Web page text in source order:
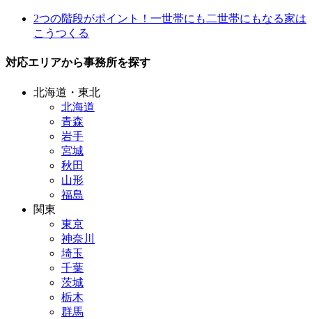
2つの階段がポイント！一世帯にも二世帯にもなる家は
こうつくる
対応エリアから事務所を探す
北海道・東北
北海道
青森
岩手
宮城
秋田
山形
福島
関東
東京
神奈川
埼玉
千葉
茨城
栃木
群馬